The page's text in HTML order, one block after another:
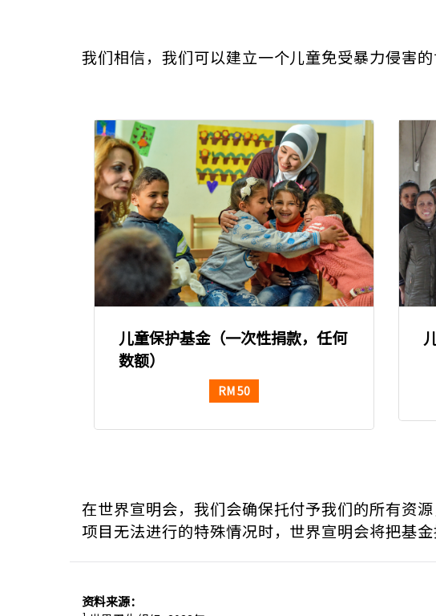
我们相信，我们可以建立一个儿童免受暴力侵害
儿童保护基金（一次性捐款，任何
数额）
RM 50
在世界宣明会，我们会确保托付予我们的所有资
项目无法进行的特殊情况时，世界宣明会将把基
资料来源：